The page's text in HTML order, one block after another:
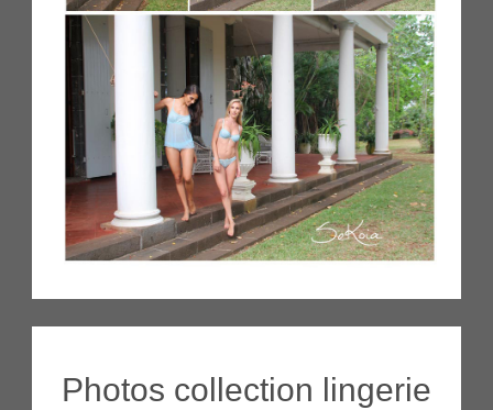
Photos collection lingerie